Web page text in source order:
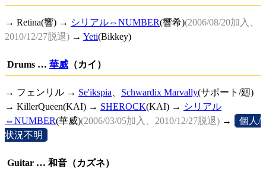
→ Retina(響) → シリアル⇔NUMBER(響希)(2006/08/20加入、
2010/12/27脱退) → Yeti(Bikkey)
Drums … 華威 （カイ）
→ フェンリル → Se'ikspia Schwardix Marvally(サポート/廻)
→ KillerQueen(KAI) → SHEROCK(KAI) → シリアル
⇔NUMBER(華威)(2006/03/05加入、2010/12/27脱退) →
個人/
状況不明
Guitar … 和音（カズネ）